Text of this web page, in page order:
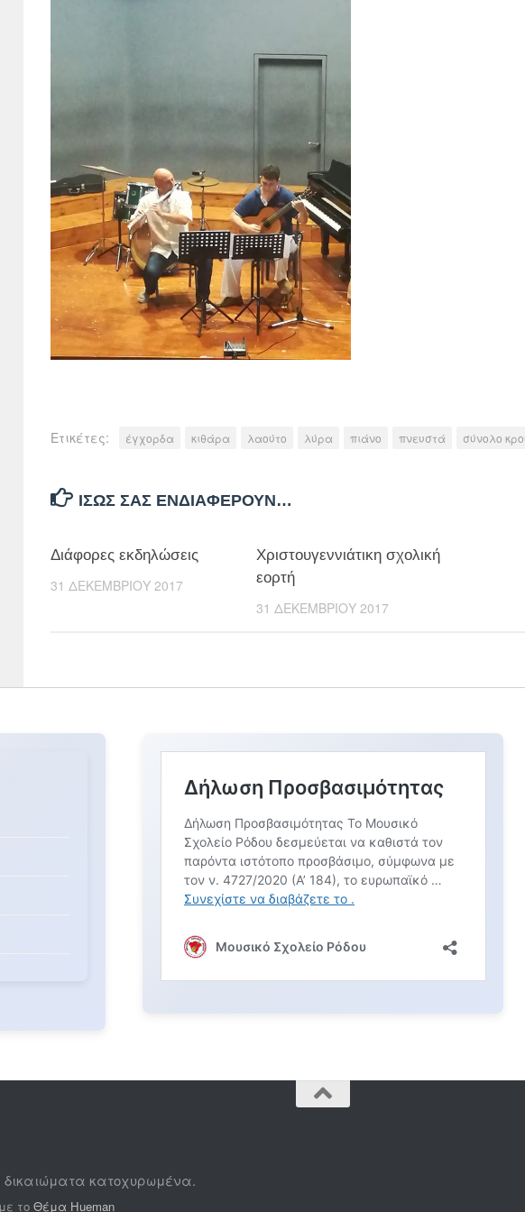
Ετικέτες: έγχορδα κιθάρα λαούτο λύρα πιάνο πνευστά σύνολο
ΊΣΩΣ ΣΑΣ ΕΝΔΙΑΦΈΡΟΥΝ…
Διάφορες εκδηλώσεις
31 ΔΕΚΕΜΒΡΊΟΥ 2017
Χριστουγεννιάτικη σχολική
εορτή
31 ΔΕΚΕΜΒΡΊΟΥ 2017
δικαιώματα κατοχυρωμένα.
τοΘέμα Ηueman